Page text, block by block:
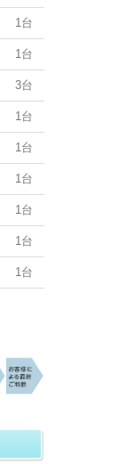
1台
1台
3台
1台
1台
1台
1台
1台
1台